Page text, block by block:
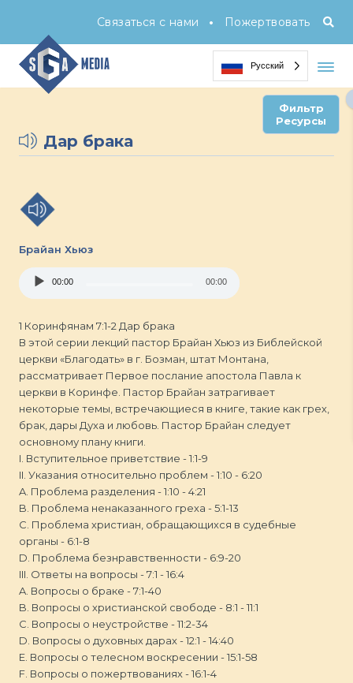
Связаться с нами • Пожертвовать
Русский
Фильтр
Ресурсы
Дар брака
Брайан Хьюз
Audio
Player
00:00 00:00
1 Коринфянам 7:1-2 Дар брака
В этой серии лекций пастор Брайан Хьюз из Библейской
церкви «Благодать» в г. Бозман, штат Монтана,
рассматривает Первое послание апостола Павла к
церкви в Коринфе. Пастор Брайан затрагивает
некоторые темы, встречающиеся в книге, такие как грех,
брак, дары Духа и любовь. Пастор Брайан следует
основному плану книги.
I. Вступительное приветствие - 1:1-9
II. Указания относительно проблем - 1:10 - 6:20
A. Проблема разделения - 1:10 - 4:21
B. Проблема ненаказанного греха - 5:1-13
C. Проблема христиан, обращающихся в судебные
органы - 6:1-8
D. Проблема безнравственности - 6:9-20
III. Ответы на вопросы - 7:1 - 16:4
A. Вопросы о браке - 7:1-40
B. Вопросы о христианской свободе - 8:1 - 11:1
C. Вопросы о неустройстве - 11:2-34
D. Вопросы о духовных дарах - 12:1 - 14:40
E. Вопросы о телесном воскресении - 15:1-58
F. Вопросы о пожертвованиях - 16:1-4